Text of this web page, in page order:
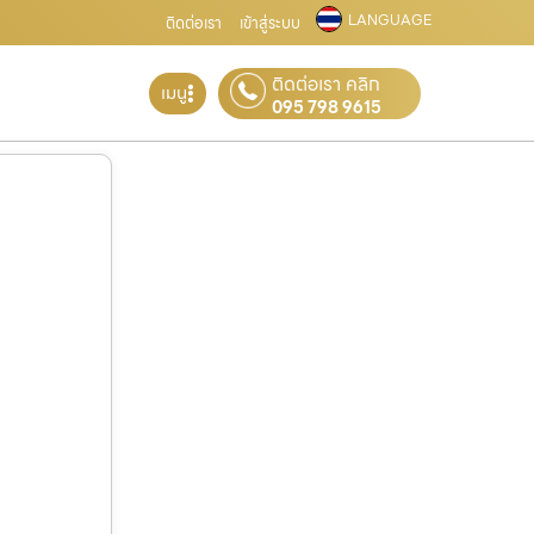
ติดต่อเรา เข้าสู่ระบบ LANGUAGE
เมนู ติดต่อเรา คลิก
095 798 9615